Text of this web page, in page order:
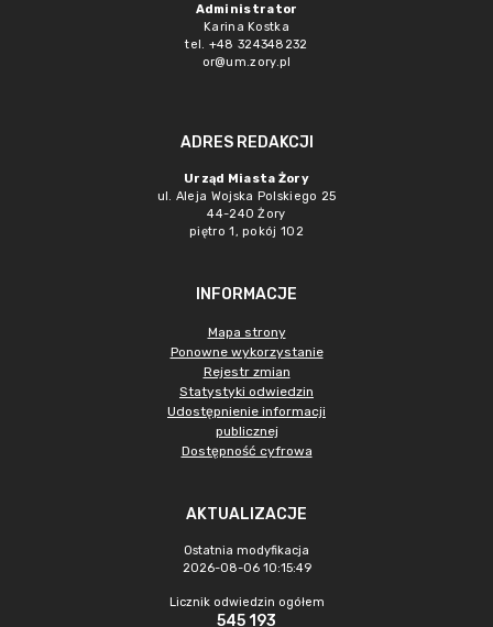
Administrator
Karina Kostka
tel. +48 324348232
or@um.zory.pl
ADRES REDAKCJI
Urząd Miasta Żory
ul. Aleja Wojska Polskiego 25
44-240 Żory
piętro 1, pokój 102
INFORMACJE
Mapa strony
Ponowne wykorzystanie
Rejestr zmian
Statystyki odwiedzin
Udostępnienie informacji
publicznej
Dostępność cyfrowa
AKTUALIZACJE
Ostatnia modyfikacja
2026-08-06 10:15:49
Licznik odwiedzin ogółem
545 193